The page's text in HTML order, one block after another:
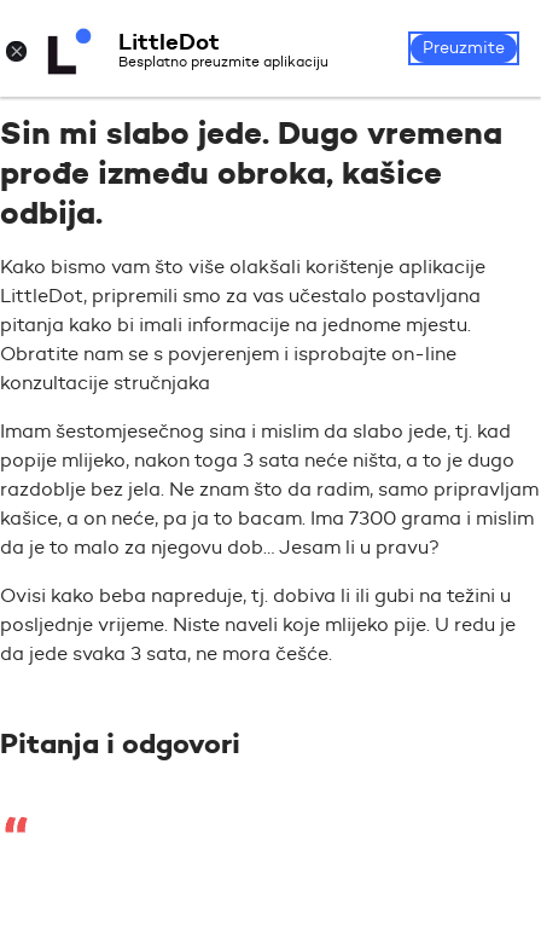
Prijava
Sin mi slabo jede. Dugo vremena
prođe između obroka, kašice
odbija.
Kako bismo vam što više olakšali korištenje aplikacije
LittleDot, pripremili smo za vas učestalo postavljana
pitanja kako bi imali informacije na jednome mjestu.
Obratite nam se s povjerenjem i isprobajte on-line
konzultacije stručnjaka
Imam šestomjesečnog sina i mislim da slabo jede, tj. kad
popije mlijeko, nakon toga 3 sata neće ništa, a to je dugo
razdoblje bez jela. Ne znam što da radim, samo pripravljam
kašice, a on neće, pa ja to bacam. Ima 7300 grama i mislim
da je to malo za njegovu dob… Jesam li u pravu?
Ovisi kako beba napreduje, tj. dobiva li ili gubi na težini u
posljednje vrijeme. Niste naveli koje mlijeko pije. U redu je
da jede svaka 3 sata, ne mora češće.
Pitanja i odgovori
× LittleDot
Besplatno preuzmite aplikaciju
Preuzmite